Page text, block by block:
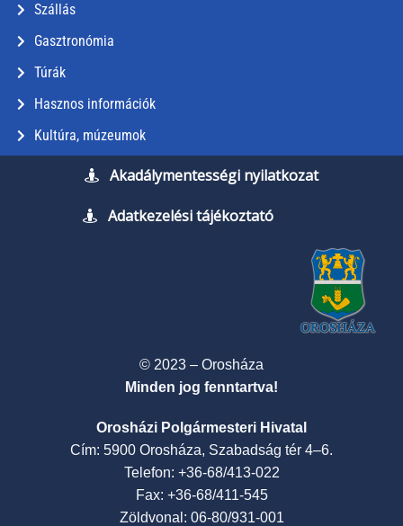
Szállás
Gasztronómia
Túrák
Hasznos információk
Kultúra, múzeumok
Akadálymentességi nyilatkozat
Adatkezelési tájékoztató
© 2023 – Orosháza
Minden jog fenntartva!
Orosházi Polgármesteri Hivatal
Cím: 5900 Orosháza, Szabadság tér 4–6.
Telefon: +36-68/413-022
Fax: +36-68/411-545
Zöldvonal: 06-80/931-001